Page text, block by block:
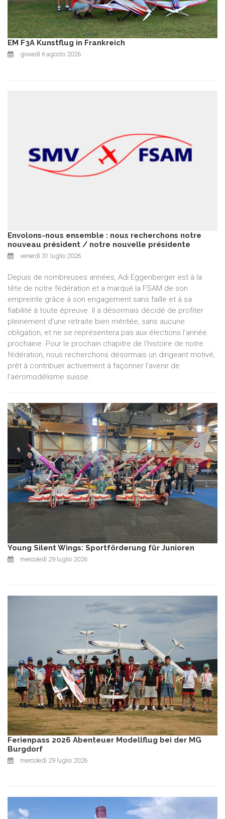
EM F3A Kunstflug in Frankreich
giovedì 6 agosto 2026
Envolons-nous ensemble : nous recherchons notre
nouveau président / notre nouvelle présidente
venerdì 31 luglio 2026
Depuis de nombreuses années, Adi Eggenberger est à la
tête de notre fédération et a marqué la FSAM de son
empreinte grâce à son engagement sans faille et à sa
fiabilité à toute épreuve. Il a désormais décidé de profiter
pleinement d'une retraite bien méritée, sans aucune
obligation, et ne se représentera pas aux élections l'année
prochaine. Pour le prochain chapitre de l’histoire de notre
fédération, nous recherchons désormais un dirigeant motivé,
prêt à contribuer activement à façonner l’avenir de
l’aéromodélisme suisse.
Young Silent Wings: Sportförderung für Junioren
mercoledì 29 luglio 2026
Ferienpass 2026 Abenteuer Modellflug bei der MG
Burgdorf
mercoledì 29 luglio 2026